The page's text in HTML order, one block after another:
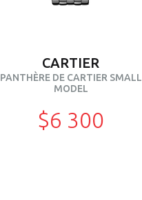
CARTIER
PANTHÈRE DE CARTIER SMALL
MODEL
$6 300